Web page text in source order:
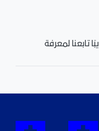
تابعنا لمعرفة